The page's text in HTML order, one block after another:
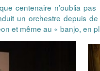
centenaire n’oublia
un orchestre depuis
et même au « banjo, en